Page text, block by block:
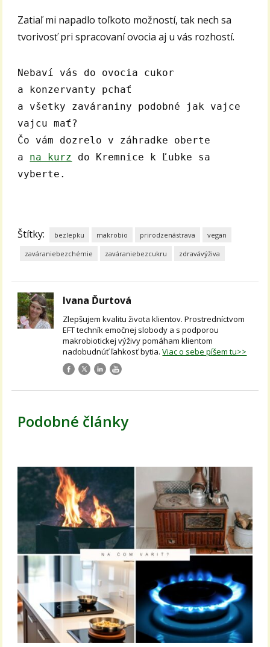
Zatiaľ mi napadlo toľkoto možností, tak nech sa
tvorivosť pri spracovaní ovocia aj u vás rozhostí.
Nebaví vás do ovocia cukor
a konzervanty pchať
a všetky zaváraniny podobné jak vajce
vajcu mať?
Čo vám dozrelo v záhradke oberte
a na kurz do Kremnice k Ľubke sa
vyberte.
Štítky: bezlepku makrobio prirodzenástrava vegan
zaváraniebezchémie zaváraniebezcukru zdravávýživa
Ivana Ďurtová
Zlepšujem kvalitu života klientov. Prostredníctvom
EFT techník emočnej slobody a s podporou
makrobiotickej výživy pomáham klientom
nadobudnúť ľahkosť bytia.Viac o sebe píšem tu>>
Podobné články